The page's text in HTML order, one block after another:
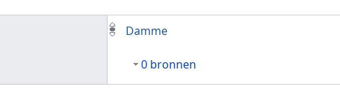
Damme
0 bronnen